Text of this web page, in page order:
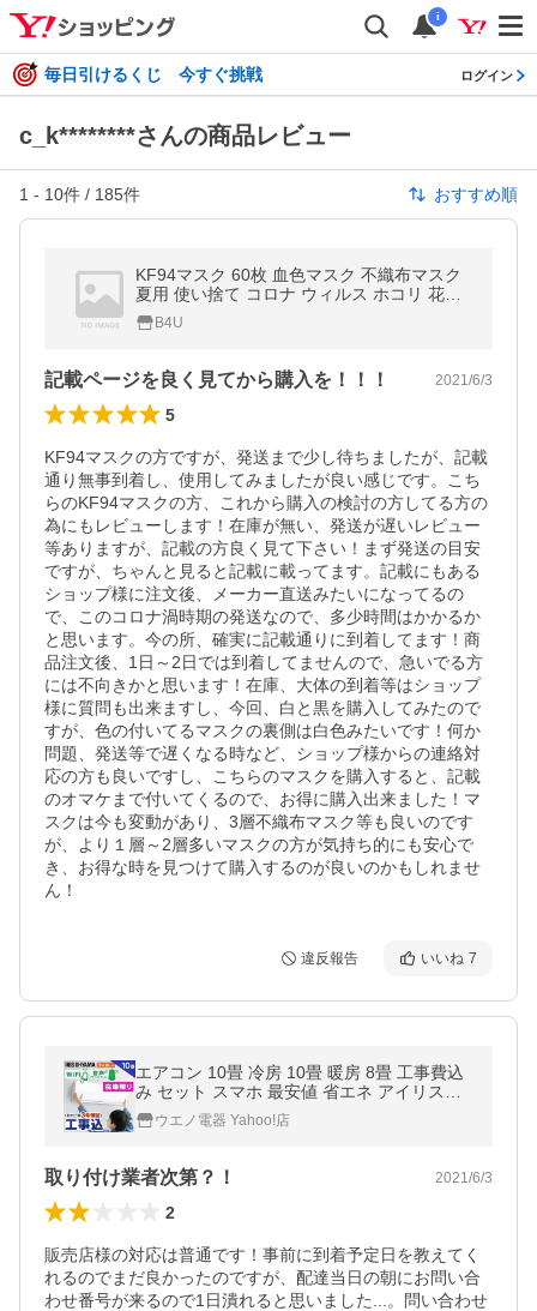
i
毎日引けるくじ 今すぐ挑戦 ログイン
c_k********さんの商品レビュー
1 - 10件 / 185件 おすすめ順
KF94マスク 60枚 血色マスク 不織布マスク
夏用 使い捨て コロナ ウィルス ホコリ 花粉
対策 四層構造 飛沫防止 個包装 KN95マスク
と同じ効果を持つ 柳葉型
B4U
記載ページを良く見てから購入を！！！ 2021/6/3
5
KF94マスクの方ですが、発送まで少し待ちましたが、記載
通り無事到着し、使用してみましたが良い感じです。こち
らのKF94マスクの方、これから購入の検討の方してる方の
為にもレビューします！在庫が無い、発送が遅いレビュー
等ありますが、記載の方良く見て下さい！まず発送の目安
ですが、ちゃんと見ると記載に載ってます。記載にもある
ショップ様に注文後、メーカー直送みたいになってるの
で、このコロナ渦時期の発送なので、多少時間はかかるか
と思います。今の所、確実に記載通りに到着してます！商
品注文後、1日～2日では到着してませんので、急いでる方
には不向きかと思います！在庫、大体の到着等はショップ
様に質問も出来ますし、今回、白と黒を購入してみたので
すが、色の付いてるマスクの裏側は白色みたいです！何か
問題、発送等で遅くなる時など、ショップ様からの連絡対
応の方も良いですし、こちらのマスクを購入すると、記載
のオマケまで付いてくるので、お得に購入出来ました！マ
スクは今も変動があり、3層不織布マスク等も良いのです
が、より１層～2層多いマスクの方が気持ち的にも安心で
き、お得な時を見つけて購入するのが良いのかもしれませ
ん！
違反報告 いいね 7
エアコン 10畳 冷房 10畳 暖房 8畳 工事費込
み セット スマホ 最安値 省エネ アイリスオ
ーヤマ Wi-Fi IRW-2819A 2.8kW
ウエノ電器 Yahoo!店
取り付け業者次第？！ 2021/6/3
2
販売店様の対応は普通です！事前に到着予定日を教えてく
れるのでまだ良かったのですが、配達当日の朝にお問い合
わせ番号が来るので1日潰れると思いました...。問い合わせ